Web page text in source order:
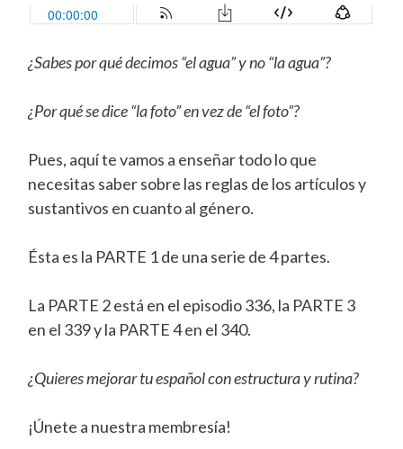
¿Sabes por qué decimos “el agua” y no “la agua”?
¿Por qué se dice “la foto” en vez de “el foto”?
Pues, aquí te vamos a enseñar todo lo que
necesitas saber sobre las reglas de los artículos y
sustantivos en cuanto al género.
Ésta es la PARTE 1 de una serie de 4 partes.
La PARTE 2 está en el episodio 336, la PARTE 3
en el 339 y la PARTE 4 en el 340.
¿Quieres mejorar tu español con estructura y rutina?
¡Únete a nuestra membresía!